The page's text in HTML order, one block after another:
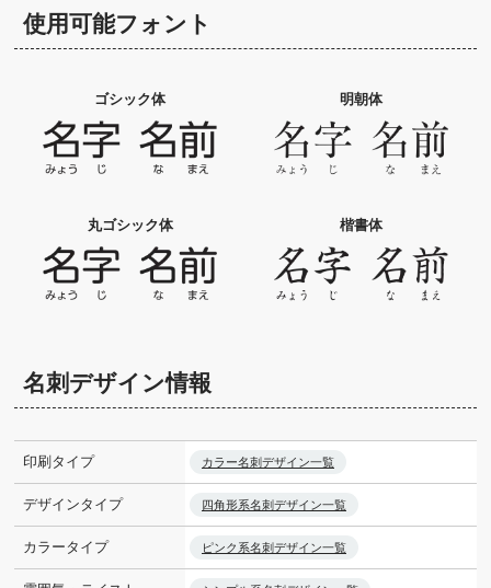
使用可能フォント
ゴシック体 明朝体
丸ゴシック体 楷書体
名刺デザイン情報
印刷タイプ カラー名刺デザイン一覧
デザインタイプ 四角形系名刺デザイン一覧
カラータイプ ピンク系名刺デザイン一覧